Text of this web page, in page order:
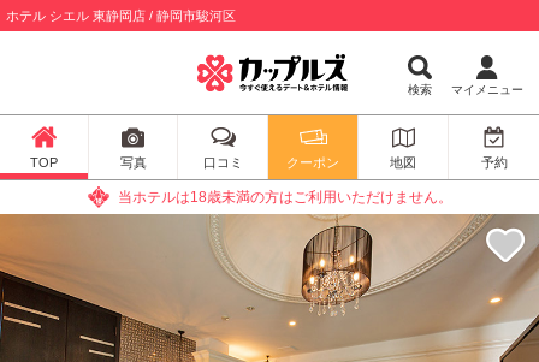
ホテル シエル 東静岡店 / 静岡市駿河区
検索 マイメニュー
TOP 写真 口コミ クーポン 地図 予約
当ホテルは18歳未満の方はご利用いただけません。